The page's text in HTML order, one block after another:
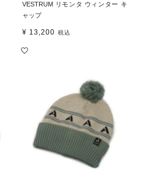
VESTRUM リモンタ ウィンター キ
ャップ
¥ 13,200 税込